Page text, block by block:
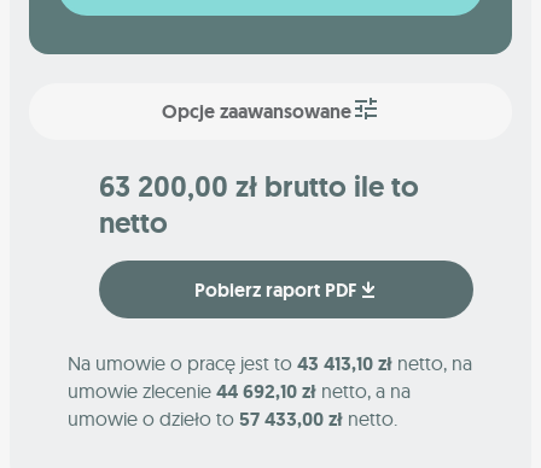
Opcje zaawansowane
63 200,00 zł brutto ile to
netto
Pobierz raport PDF
Na umowie o pracę jest to 43 413,10 zł netto, na
umowie zlecenie 44 692,10 zł netto, a na
umowie o dzieło to 57 433,00 zł netto.